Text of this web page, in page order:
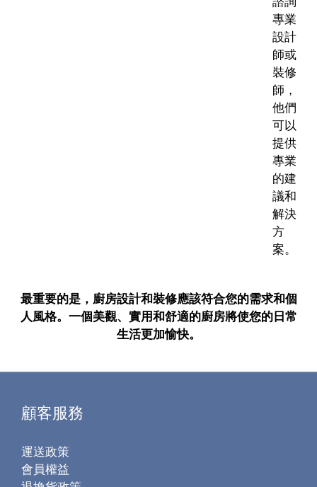
專業
設計
師或
裝修
師，
他們
可以
提供
專業
的建
議和
解決
方
案。
最重要的是，廚房設計和裝修應該符合您的需求和個
人風格。一個美觀、實用和舒適的廚房將使您的日常
生活更加愉快。
顧客服務
運送政策
會員權益